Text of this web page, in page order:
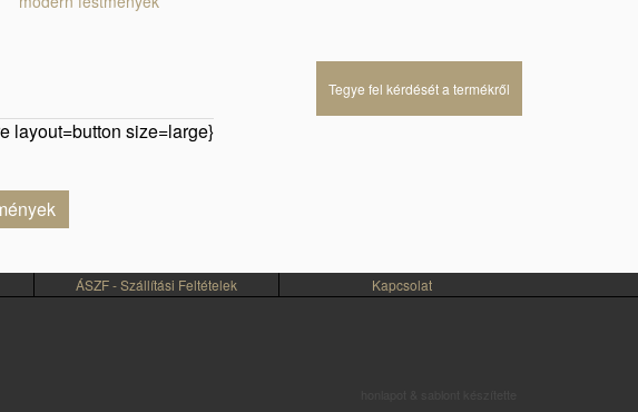
Tegye fel kérdését a termékről
layout=button size=large}
ÁSZF - Szállítási Feltételek Kapcsolat